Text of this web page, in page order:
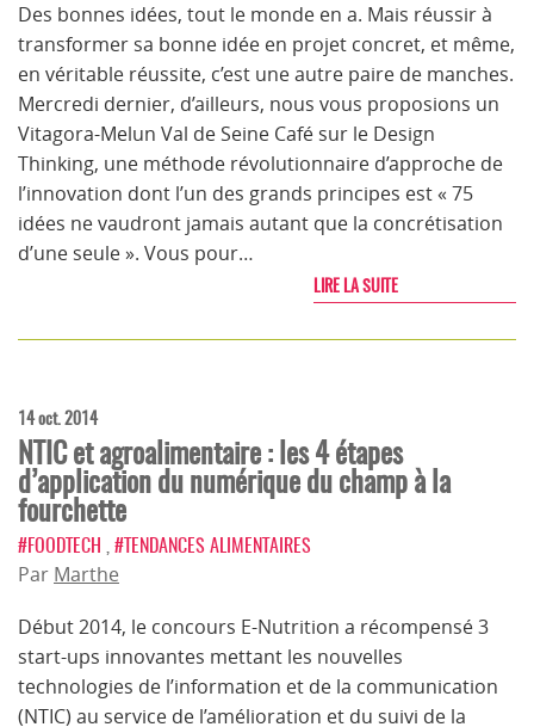
Des bonnes idées, tout le monde en a. Mais réussir à
transformer sa bonne idée en projet concret, et même,
en véritable réussite, c’est une autre paire de manches.
Mercredi dernier, d’ailleurs, nous vous proposions un
Vitagora-Melun Val de Seine Café sur le Design
Thinking, une méthode révolutionnaire d’approche de
l’innovation dont l’un des grands principes est « 75
idées ne vaudront jamais autant que la concrétisation
d’une seule ». Vous pour…
LIRE LA SUITE
14 oct. 2014
NTIC et agroalimentaire : les 4 étapes
d’application du numérique du champ à la
fourchette
#FOODTECH #TENDANCES ALIMENTAIRES
Par Marthe
Début 2014, le concours E-Nutrition a récompensé 3
start-ups innovantes mettant les nouvelles
technologies de l’information et de la communication
(NTIC) au service de l’amélioration et du suivi de la